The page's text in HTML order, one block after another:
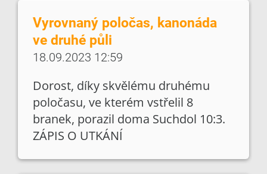
Vyrovnaný poločas, kanonáda
ve druhé půli
18.09.2023 12:59
Dorost, díky skvělému druhému
poločasu, ve kterém vstřelil 8
branek, porazil doma Suchdol 10:3.
ZÁPIS O UTKÁNÍ